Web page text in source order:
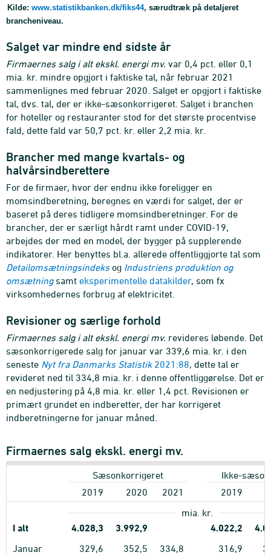
Kilde: www.statistikbanken.dk/fiks44, særudtræk på detaljeret
brancheniveau.
Salget var mindre end sidste år
Firmaernes salg i alt ekskl. energi mv. var 0,4 pct. eller 0,1
mia. kr. mindre opgjort i faktiske tal, når februar 2021
sammenlignes med februar 2020. Salget er opgjort i faktiske
tal, dvs. tal, der er ikke-sæsonkorrigeret. Salget i branchen
for hoteller og restauranter stod for det største procentvise
fald, dette fald var 50,7 pct. kr. eller 2,2 mia. kr.
Brancher med mange kvartals- og
halvårsindberettere
For de firmaer, hvor der endnu ikke foreligger en
momsindberetning, beregnes en værdi for salget, der er
baseret på deres tidligere momsindberetninger. For de
brancher, der er særligt hårdt ramt under COVID-19,
arbejdes der med en model, der bygger på supplerende
indikatorer. Her benyttes bl.a. allerede offentliggjorte tal som
Detailomsætningsindeksog Industriens produktion og
omsætning samt eksperimentelle datakilder, som fx
virksomhedernes forbrug af elektricitet.
Revisioner og særlige forhold
Firmaernes salg i alt ekskl. energi mv. revideres løbende. Det
sæsonkorrigerede salg for januar var 339,6 mia. kr. i den
seneste Nyt fra Danmarks Statistik 2021:88, dette tal er
revideret ned til 334,8 mia. kr. i denne offentliggørelse. Det er
en nedjustering på 4,8 mia. kr. eller 1,4 pct. Revisionen er
primært grundet en indberetter, der har korrigeret
indberetningerne for januar måned.
Firmaernes salg ekskl. energi mv.
Sæsonkorrigeret
Ikke-
2019
2020 2021 2019
mia. kr.
I alt 4.028,3 3.992,9 4.022,2
Januar 329,6 352,5 334,8 316,9